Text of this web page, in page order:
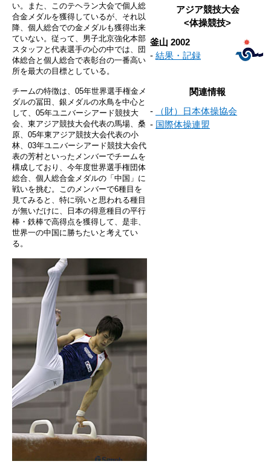
い。また、このテヘラン大会で個人総
合金メダルを獲得しているが、それ以
降、個人総合での金メダルも獲得出来
ていない。従って、男子北京強化本部
スタッフと代表選手の心の中では、団
体総合と個人総合で表彰台の一番高い
所を最大の目標としている。
チームの特徴は、05年世界選手権金メ
ダルの冨田、銀メダルの水鳥を中心と
して、05年ユニバーシアード競技大
会、東アジア競技大会代表の馬場、桑
原、05年東アジア競技大会代表の小
林、03年ユニバーシアード競技大会代
表の芳村といったメンバーでチームを
構成しており、今年度世界選手権団体
総合、個人総合金メダルの「中国」に
戦いを挑む。このメンバーで6種目を
見てみると、特に弱いと思われる種目
が無いだけに、日本の得意種目の平行
棒・鉄棒で高得点を獲得して、是非、
世界一の中国に勝ちたいと考えてい
る。
アジア競技大会
<体操競技>
釜山 2002
- 結果・記録
関連情報
-
（財）日本体操協会
- 国際体操連盟